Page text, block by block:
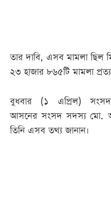
তার দাবি, এসব মামলা ছিল
২৩ হাজার ৮৬৫টি মামলা
বুধবার (১ এপ্রিল) সংসদ
আসনের সংসদ সদস্য মো.
তিনি এসব তথ্য জানান।